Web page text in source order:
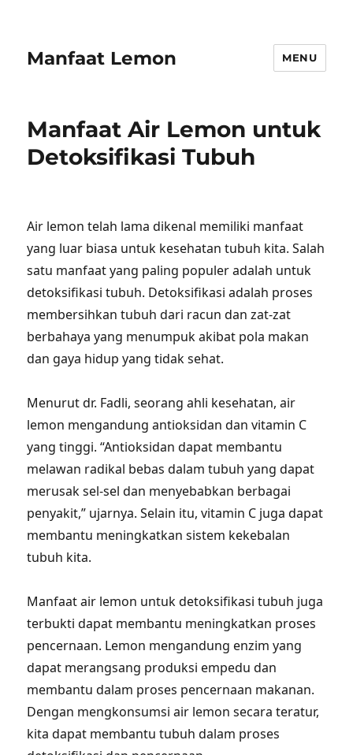
Manfaat Lemon MENU
Manfaat Air Lemon untuk
Detoksifikasi Tubuh
Air lemon telah lama dikenal memiliki manfaat
yang luar biasa untuk kesehatan tubuh kita. Salah
satu manfaat yang paling populer adalah untuk
detoksifikasi tubuh. Detoksifikasi adalah proses
membersihkan tubuh dari racun dan zat-zat
berbahaya yang menumpuk akibat pola makan
dan gaya hidup yang tidak sehat.
Menurut dr. Fadli, seorang ahli kesehatan, air
lemon mengandung antioksidan dan vitamin C
yang tinggi. “Antioksidan dapat membantu
melawan radikal bebas dalam tubuh yang dapat
merusak sel-sel dan menyebabkan berbagai
penyakit,” ujarnya. Selain itu, vitamin C juga dapat
membantu meningkatkan sistem kekebalan
tubuh kita.
Manfaat air lemon untuk detoksifikasi tubuh juga
terbukti dapat membantu meningkatkan proses
pencernaan. Lemon mengandung enzim yang
dapat merangsang produksi empedu dan
membantu dalam proses pencernaan makanan.
Dengan mengkonsumsi air lemon secara teratur,
kita dapat membantu tubuh dalam proses